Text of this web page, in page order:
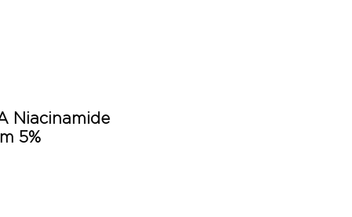
Niacinamide
5%